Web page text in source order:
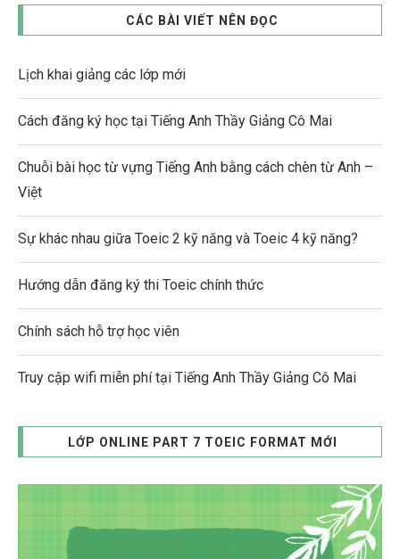
CÁC BÀI VIẾT NÊN ĐỌC
Lịch khai giảng các lớp mới
Cách đăng ký học tại Tiếng Anh Thầy Giảng Cô Mai
Chuỗi bài học từ vựng Tiếng Anh bằng cách chèn từ Anh –
Việt
Sự khác nhau giữa Toeic 2 kỹ năng và Toeic 4 kỹ năng?
Hướng dẫn đăng ký thi Toeic chính thức
Chính sách hỗ trợ học viên
Truy cập wifi miễn phí tại Tiếng Anh Thầy Giảng Cô Mai
LỚP ONLINE PART 7 TOEIC FORMAT MỚI